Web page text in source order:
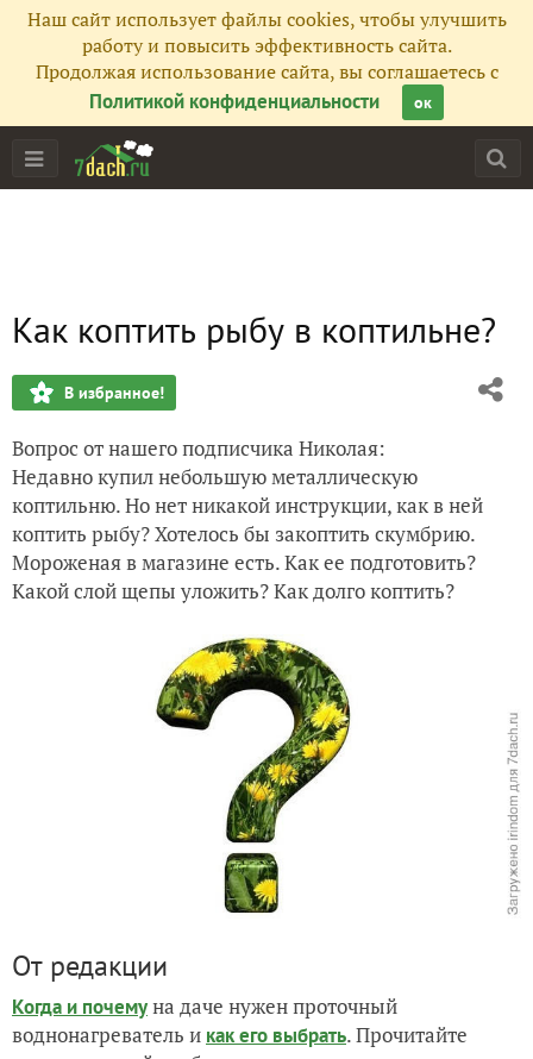
Наш сайт использует файлы cookies, чтобы улучшить
работу и повысить эффективность сайта.
Продолжая использование сайта, вы соглашаетесь с
Политикой конфиденциальности
ок
Как коптить рыбу в коптильне?
В избранное!
Вопрос от нашего подписчика Николая:
Недавно купил небольшую металлическую
коптильню. Но нет никакой инструкции, как в ней
коптить рыбу? Хотелось бы закоптить скумбрию.
Мороженая в магазине есть. Как ее подготовить?
Какой слой щепы уложить? Как долго коптить?
От редакции
Когда и почемуна даче нужен проточный
воднонагреватель и как его выбрать. Прочитайте